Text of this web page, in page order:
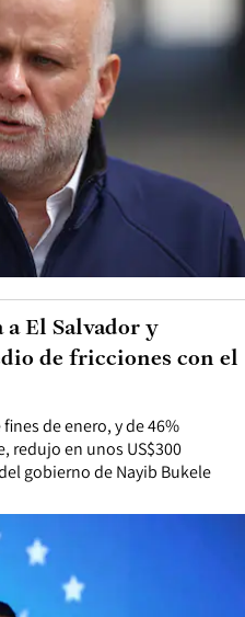
de enero, y de 46%
redujo en unos US$300
gobierno de Nayib Bukele
El Salvador y
de fricciones con el